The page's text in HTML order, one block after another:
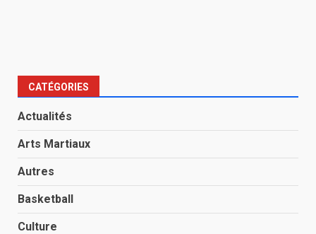
CATÉGORIES
Actualités
Arts Martiaux
Autres
Basketball
Culture